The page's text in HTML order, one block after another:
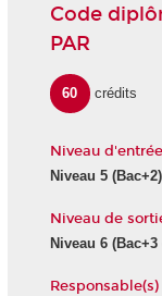
Code
PAR
60 crédits
Niveau d'entrée
Niveau 5(Bac+2)
Niveau de
Niveau 6(Bac+3
Responsable(s)